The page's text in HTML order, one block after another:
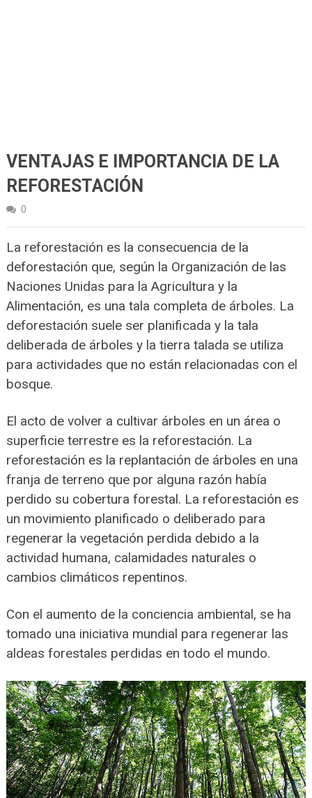
VENTAJAS E IMPORTANCIA DE LA
REFORESTACIÓN
0
La reforestación es la consecuencia de la
deforestación que, según la Organización de las
Naciones Unidas para la Agricultura y la
Alimentación, es una tala completa de árboles. La
deforestación suele ser planificada y la tala
deliberada de árboles y la tierra talada se utiliza
para actividades que no están relacionadas con el
bosque.
El acto de volver a cultivar árboles en un área o
superficie terrestre es la reforestación. La
reforestación es la replantación de árboles en una
franja de terreno que por alguna razón había
perdido su cobertura forestal. La reforestación es
un movimiento planificado o deliberado para
regenerar la vegetación perdida debido a la
actividad humana, calamidades naturales o
cambios climáticos repentinos.
Con el aumento de la conciencia ambiental, se ha
tomado una iniciativa mundial para regenerar las
aldeas forestales perdidas en todo el mundo.